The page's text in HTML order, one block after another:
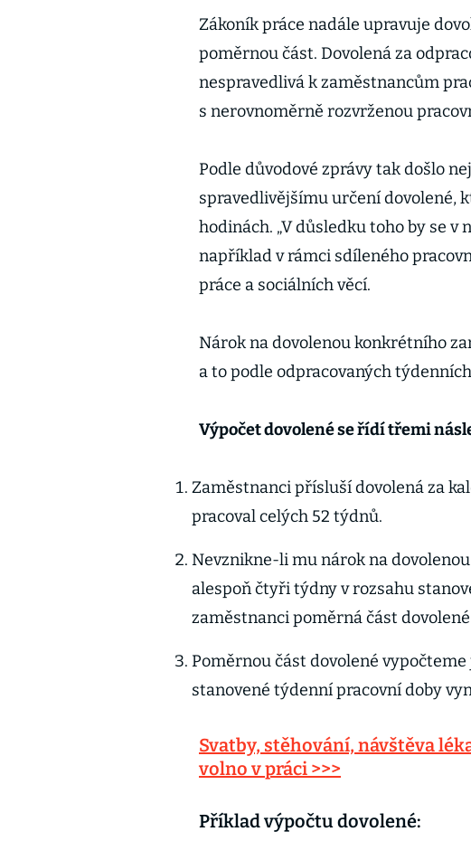
Zákoník práce nadále upravuje
poměrnou část. Dovolená za
nespravedlivá k zaměstnancům
s nerovnoměrně rozvrženou
Podle důvodové zprávy tak došlo
spravedlivějšímu určení dovolené,
hodinách. „V důsledku toho by se v
například v rámci sdíleného
práce a sociálních věcí.
Nárok na dovolenou konkrétního
a to podle odpracovaných
Výpočet dovolené se řídí třemi
Zaměstnanci přísluší dovolená za
pracoval celých 52 týdnů.
Nevznikne-li mu nárok na
alespoň čtyři týdny v rozsahu
zaměstnanci poměrná část
Poměrnou část dovolené
stanovené týdenní pracovní doby
Svatby, stěhování, návštěva
volno v práci >>>
Příklad výpočtu dovolené: